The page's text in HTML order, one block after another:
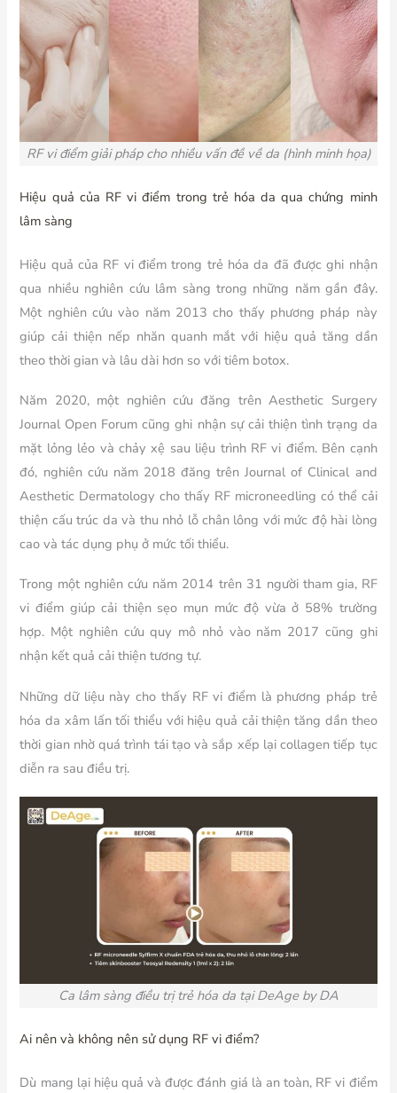
RF vi điểm giải pháp cho nhiều vấn đề về da (hình minh họa)
Hiệu quả của RF vi điểm trong trẻ hóa da qua chứng minh
lâm sàng
Hiệu quả của RF vi điểm trong trẻ hóa da đã được ghi nhận
qua nhiều nghiên cứu lâm sàng trong những năm gần đây.
Một nghiên cứu vào năm 2013 cho thấy phương pháp này
giúp cải thiện nếp nhăn quanh mắt với hiệu quả tăng dần
theo thời gian và lâu dài hơn so với tiêm botox.
Năm 2020, một nghiên cứu đăng trênAesthetic Surgery
Journal Open Forumcũng ghi nhận sự cải thiện tình trạng da
mặt lỏng lẻo và chảy xệ sau liệu trình RF vi điểm. Bên cạnh
đó, nghiên cứu năm 2018 đăng trênJournal of Clinical and
Aesthetic Dermatology cho thấy RF microneedling có thể cải
thiện cấu trúc da và thu nhỏ lỗ chân lông với mức độ hài lòng
cao và tác dụng phụ ở mức tối thiểu.
Trong một nghiên cứu năm 2014 trên 31 người tham gia, RF
vi điểm giúp cải thiện sẹo mụn mức độ vừa ở 58% trường
hợp. Một nghiên cứu quy mô nhỏ vào năm 2017 cũng ghi
nhận kết quả cải thiện tương tự.
Những dữ liệu này cho thấy RF vi điểm là phương pháp trẻ
hóa da xâm lấn tối thiểu với hiệu quả cải thiện tăng dần theo
thời gian nhờ quá trình tái tạo và sắp xếp lại collagen tiếp tục
diễn ra sau điều trị.
Ca lâm sàng điều trị trẻ hóa da tại DeAge by DA
Ai nên và không nên sử dụng RF vi điểm?
Dù mang lại hiệu quả và được đánh giá là an toàn, RF vi điểm